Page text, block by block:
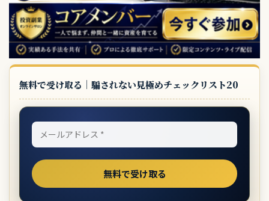
無料で受け取る｜騙されない見極めチェックリスト20